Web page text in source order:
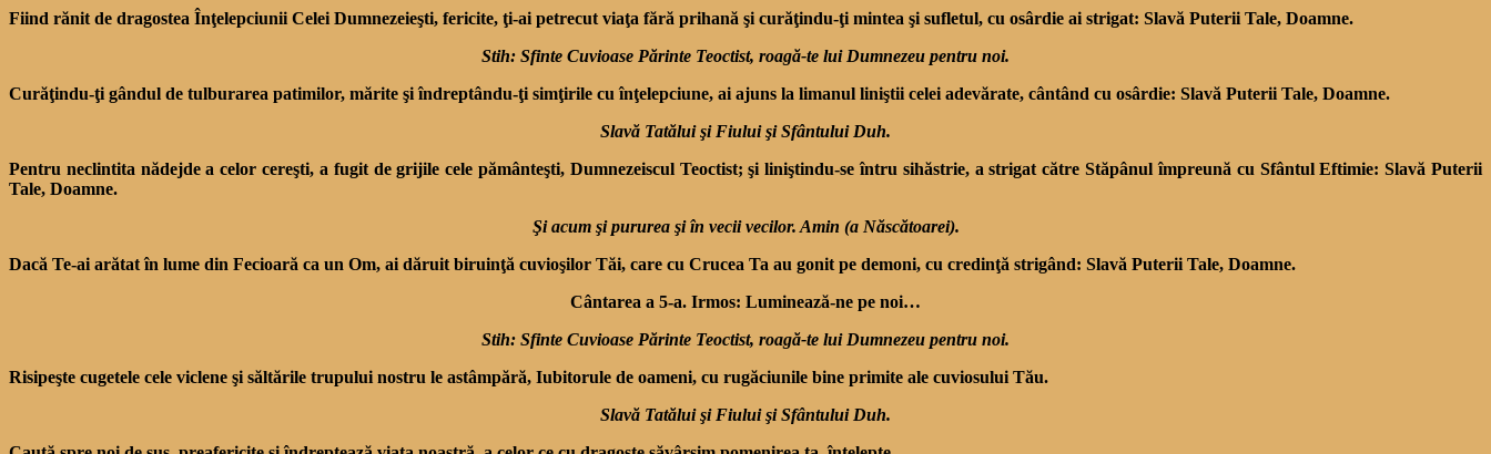
Fiind rănit de dragostea Înţelepciunii Celei Dumnezeieşti, fericite, ţi-ai petrecut viaţa fără prihană şi curăţindu-ţi mintea şi sufletul, cu osârdie ai strigat: Slavă Puterii Tale, Doamne.
Stih: Sfinte Cuvioase Părinte Teoctist, roagă-te lui Dumnezeu pentru noi.
Curăţindu-ţi gândul de tulburarea patimilor, mărite şi îndreptându-ţi simţirile cu înţelepciune, ai ajuns la limanul liniştii celei adevărate, cântând cu osârdie: Slavă Puterii Tale, Doamne.
Slavă Tatălui şi Fiului şi Sfântului Duh.
Pentru neclintita nădejde a celor cereşti, a fugit de grijile cele pământeşti, Dumnezeiscul Teoctist; şi liniştindu-se întru sihăstrie, a strigat către Stăpânul împreună cu Sfântul Eftimie: Slavă Puterii
Tale, Doamne.
Şi acum şi pururea şi în vecii vecilor. Amin (a Născătoarei).
Dacă Te-ai arătat în lume din Fecioară ca un Om, ai dăruit biruinţă cuvioşilor Tăi, care cu Crucea Ta au gonit pe demoni, cu credinţă strigând: Slavă Puterii Tale, Doamne.
Cântarea a 5-a. Irmos: Luminează-ne pe noi…
Stih: Sfinte Cuvioase Părinte Teoctist, roagă-te lui Dumnezeu pentru noi.
Risipeşte cugetele cele viclene şi săltările trupului nostru le astâmpără, Iubitorule de oameni, cu rugăciunile bine primite ale cuviosului Tău.
Slavă Tatălui şi Fiului şi Sfântului Duh.